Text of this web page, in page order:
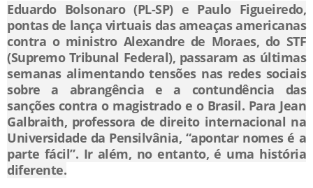
Eduardo Bolsonaro (PL-SP) e Paulo Figueiredo,
pontas de lança virtuais das ameaças americanas
contra o ministro Alexandre de Moraes, do STF
(Supremo Tribunal Federal), passaram as últimas
semanas alimentando tensões nas redes sociais
sobre a abrangência e a contundência das
sanções contra o magistrado e o Brasil. Para Jean
Galbraith, professora de direito internacional na
Universidade da Pensilvânia, “apontar nomes é a
parte fácil”. Ir além, no entanto, é uma história
diferente.